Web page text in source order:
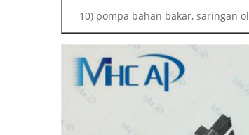
10) pompa bahan bakar, saringan